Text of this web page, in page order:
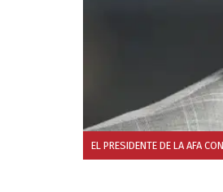
EL PRESIDENTE DE LA AFA